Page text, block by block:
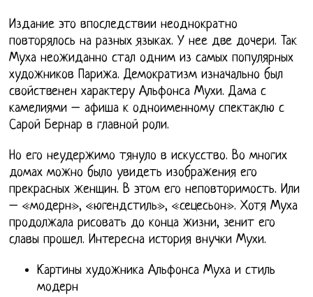
Издание это впоследствии неоднократно
повторялось на разных языках. У нее две дочери. Так
Муха неожиданно стал одним из самых популярных
художников Парижа. Демократизм изначально был
свойственен характеру Альфонса Мухи. Дама с
камелиями – афиша к одноименному спектаклю с
Сарой Бернар в главной роли.
Но его неудержимо тянуло в искусство. Во многих
домах можно было увидеть изображения его
прекрасных женщин. В этом его неповторимость. Или
– «модерн», «югендстиль», «сецесьон». Хотя Муха
продолжала рисовать до конца жизни, зенит его
славы прошел. Интересна история внучки Мухи.
Картины художника Альфонса Муха и стиль
модерн